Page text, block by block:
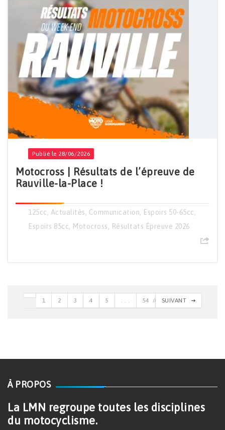
Publié le 28/06/2026
Motocross | Résultats de l’épreuve de
Rauville-la-Place !
125cc Actualités Communication Espoirs 50-65cc
Espoirs 85cc
Motocross Résultats Épreuve 2026
1 2 3 4 5 . . . 54 SUIVANT
À PROPOS
La LMN regroupe toutes les disciplines
du motocyclisme.